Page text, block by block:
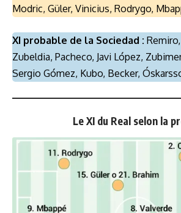
Modric, Güler, Vinicius, Rodrygo,
XI probable de la Sociedad :
Zubeldia, Pacheco, Javi López,
Sergio Gómez, Kubo, Becker,
Le XI du Real selon la